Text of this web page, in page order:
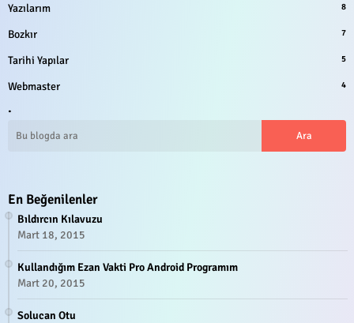
Yazılarım 8
Bozkır 7
Tarihi Yapılar 5
Webmaster 4
.
En Beğenilenler
Bıldırcın Kılavuzu
Mart 18, 2015
Kullandığım Ezan Vakti Pro Android Programım
Mart 20, 2015
Solucan Otu